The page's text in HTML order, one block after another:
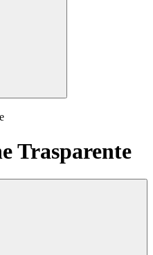
Trasparente